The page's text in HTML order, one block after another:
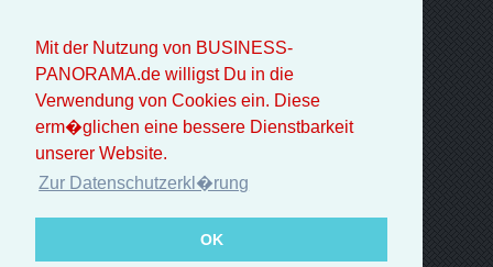
Mit der Nutzung von BUSINESS-
PANORAMA.de willigst Du in die
Verwendung von Cookies ein. Diese
erm�glichen eine bessere Dienstbarkeit
unserer Website.
Zur Datenschutzerkl�rung
OK